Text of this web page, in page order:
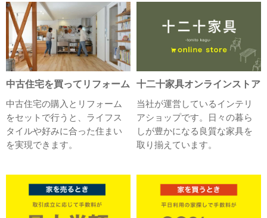
中古住宅を買ってリフォーム
中古住宅の購入とリフォーム
をセットで行うと、ライフス
タイルや好みに合った住まい
を実現できます。
十二十家具オンラインストア
当社が運営しているインテリ
アショップです。日々の暮ら
しが豊かになる良質な家具を
取り揃えています。